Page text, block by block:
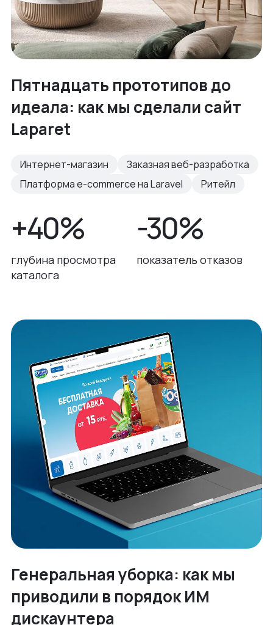
Пятнадцать прототипов до
идеала: как мы сделали сайт
Laparet
Интернет-магазин
Заказная веб-разработка
Платформа e-commerce на Laravel
Ритейл
+40%
глубина просмотра
каталога
-30%
показатель отказов
Генеральная уборка: как мы
приводили в порядок ИМ
дискаунтера